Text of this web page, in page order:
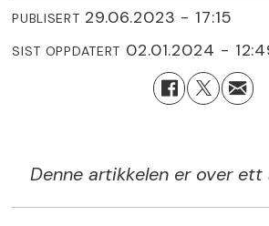
PUBLISERT 29.06.2023 - 17:15
SIST OPPDATERT 02.01.2024 -
Denne artikkelen er over ett